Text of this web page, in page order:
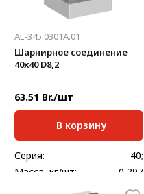
AL-345.0301A.01
Шарнирное соединение
40х40 D8,2
63.51 Br./шт
В корзину
Серия:
40;
Масса, кг/шт:
0,297